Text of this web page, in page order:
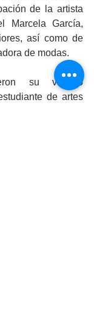
de la artista
Marcela García,
así como de
de modas.
su vestido
de artes